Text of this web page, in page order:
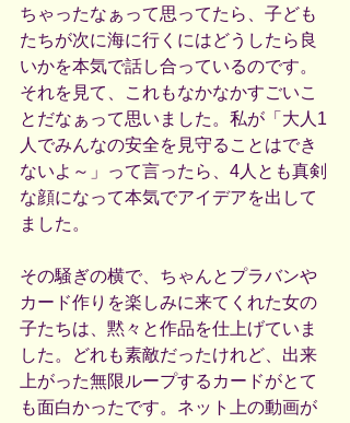
ちゃったなぁって思ってたら、子ども
たちが次に海に行くにはどうしたら良
いかを本気で話し合っているのです。
それを見て、これもなかなかすごいこ
とだなぁって思いました。私が「大人1
人でみんなの安全を見守ることはでき
ないよ～」って言ったら、4人とも真剣
な顔になって本気でアイデアを出して
ました。
その騒ぎの横で、ちゃんとプラバンや
カード作りを楽しみに来てくれた女の
子たちは、黙々と作品を仕上げていま
した。どれも素敵だったけれど、出来
上がった無限ループするカードがとて
も面白かったです。ネット上の動画が